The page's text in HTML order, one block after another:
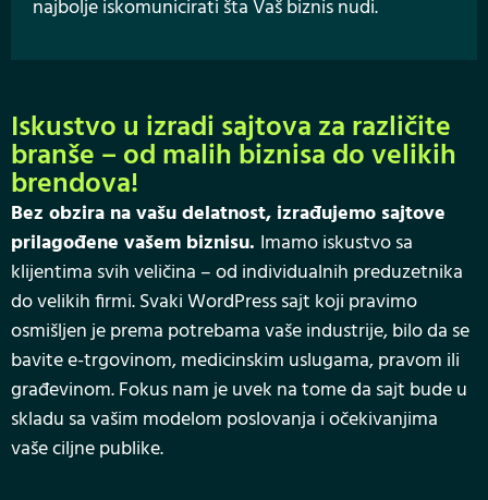
najbolje iskomunicirati šta Vaš biznis nudi.
Iskustvo u izradi sajtova za različite
branše – od malih biznisa do velikih
brendova!
Bez obzira na vašu delatnost, izrađujemo sajtove
prilagođene vašem biznisu. Imamo iskustvo sa
klijentima svih veličina – od individualnih preduzetnika
do velikih firmi. Svaki WordPress sajt koji pravimo
osmišljen je prema potrebama vaše industrije, bilo da se
bavite e-trgovinom, medicinskim uslugama, pravom ili
građevinom. Fokus nam je uvek na tome da sajt bude u
skladu sa vašim modelom poslovanja i očekivanjima
vaše ciljne publike.